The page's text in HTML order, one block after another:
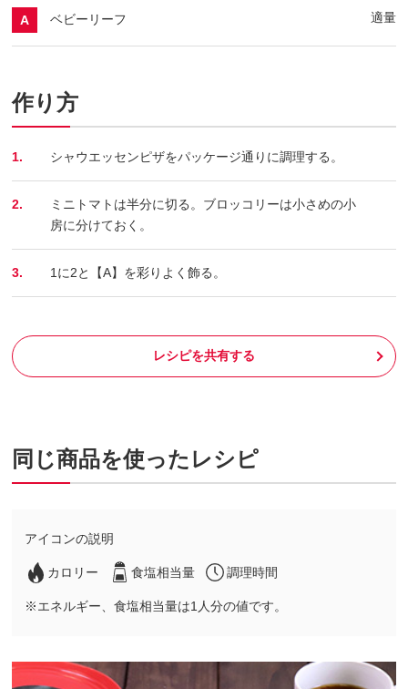
A ベビーリーフ 適量
作り方
1. シャウエッセンピザをパッケージ通りに調理する。
2.
ミニトマトは半分に切る。ブロッコリーは小さめの小
房に分けておく。
3. 1に2と【A】を彩りよく飾る。
レシピを共有する
同じ商品を使ったレシピ
アイコンの説明
カロリー 食塩相当量 調理時間
※エネルギー、食塩相当量は1人分の値です。